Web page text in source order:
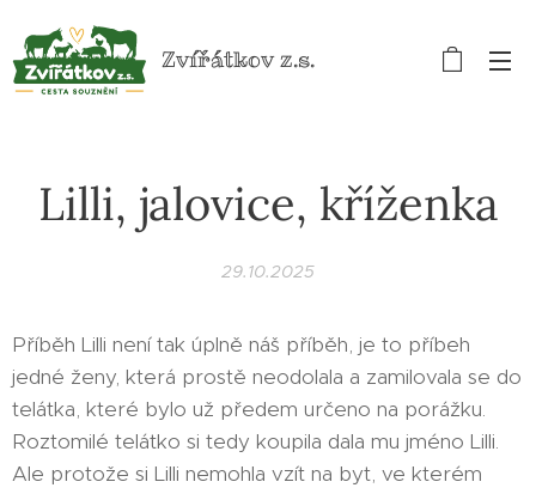
Zvířátkov z.s.
Lilli, jalovice, kříženka
29.10.2025
Příběh Lilli není tak úplně náš příběh, je to příbeh
jedné ženy, která prostě neodolala a zamilovala se do
telátka, které bylo už předem určeno na porážku.
Roztomilé telátko si tedy koupila dala mu jméno Lilli.
Ale protože si Lilli nemohla vzít na byt, ve kterém